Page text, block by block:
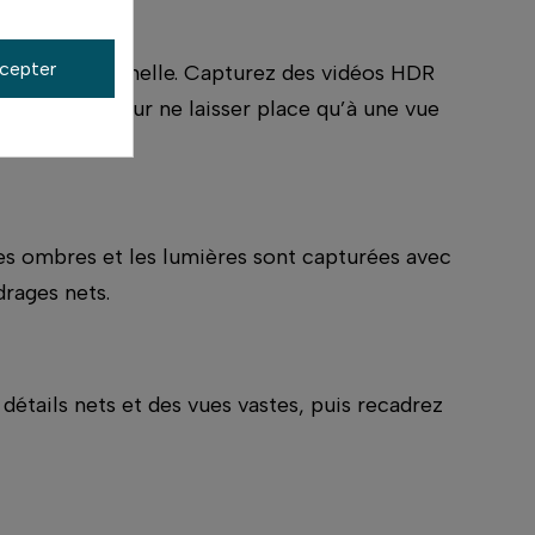
exceptionnelle. Capturez des vidéos HDR
images, pour ne laisser place qu’à une vue
ombres et les lumières sont capturées avec
nets.
nets et des vues vastes, puis recadrez